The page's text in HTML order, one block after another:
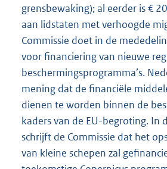
grensbewaking); al eerder is €
aan lidstaten met verhoogde
Commissie doet in de
voor financiering van nieuwe
beschermingsprogramma’s.
mening dat de financiële
dienen te worden binnen de
kaders van de EU-begroting. In
schrijft de Commissie dat het
van kleine schepen zal